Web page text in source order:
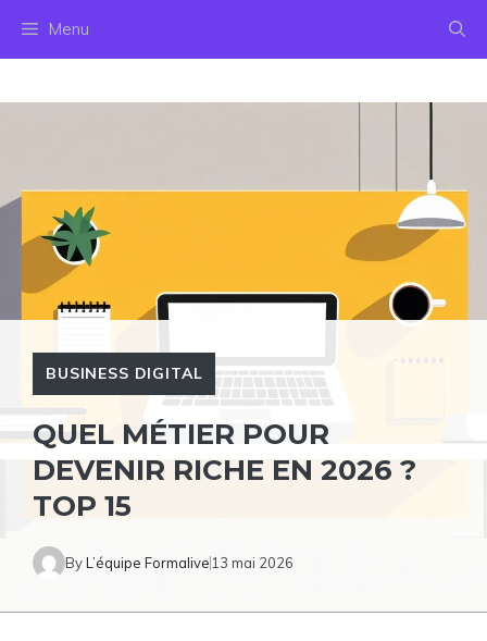
Menu
BUSINESS DIGITAL
QUEL MÉTIER POUR
DEVENIR RICHE EN 2026 ?
TOP 15
ByL’équipe Formalive 13 mai 2026